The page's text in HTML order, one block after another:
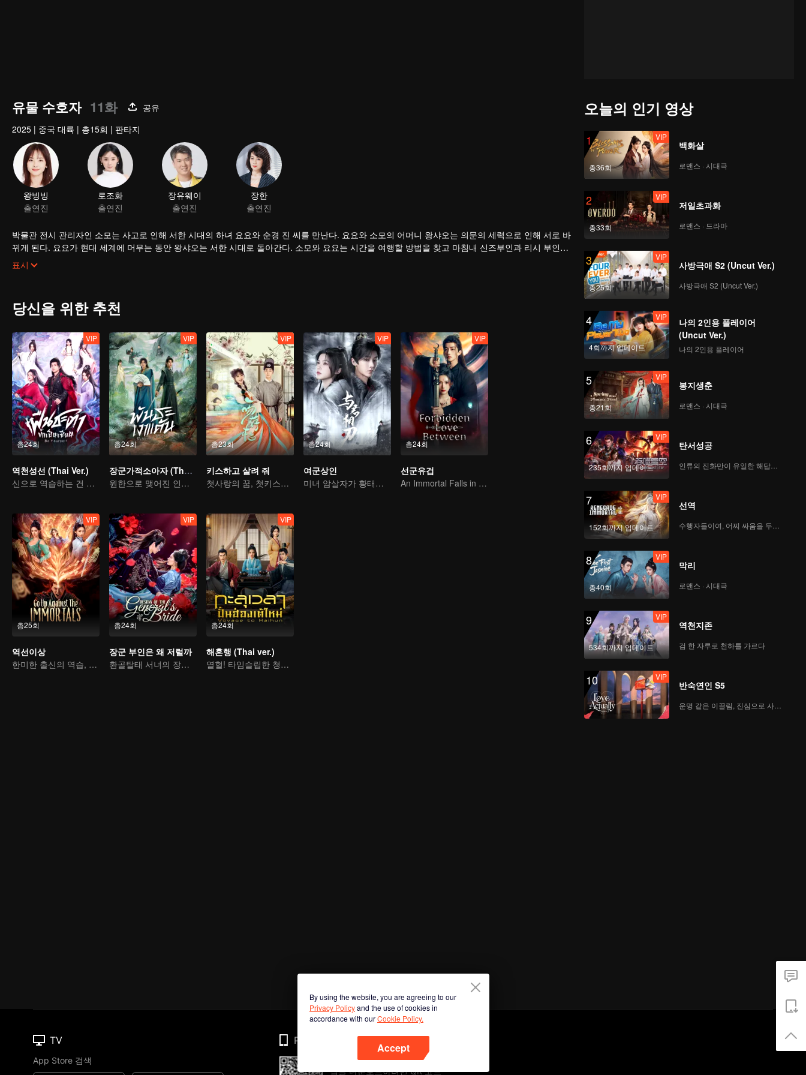
유물 수호자 11화
공유
2025 | 중국 대륙 | 총15회 | 판타지
왕빙빙
출연진
로조화
출연진
장유웨이
출연진
장한
출연진
박물관 전시 관리자인 소모는 사고로 인해 서한 시대의 하녀 요요와 순경 진 씨를 만난다. 요요와 소모의 어머니 왕샤오는 의문의 세력으로 인해 서로 바
뀌게 된다. 요요가 현대 세계에 머무는 동안 왕샤오는 서한 시대로 돌아간다. 소모와 요요는 시간을 여행할 방법을 찾고 마침내 신즈부인과 리시 부인의
비밀을 밝혀내기 위해 노력한다.
표시
당신을 위한 추천
총24회
VIP
역천성선 (Thai Ver.)
신으로 역습하는 건 놀랄 일도 아니다!
총24회
VIP
장군가적소아자 (Thai Ver.)
원한으로 맺어진 인연, 우정이 족쇄가 되다
총23회
VIP
키스하고 살려 줘
첫사랑의 꿈, 첫키스의 만남
총24회
VIP
여군상인
미녀 암살자가 황태자의 마음을 사로잡는다
총24회
VIP
선군유겁
An Immortal Falls in Love With a Witch
총25회
VIP
역선이상
한미한 출신의 역습, 통쾌함의 극치
총24회
VIP
장군 부인은 왜 저럴까
환골탈태 서녀의 장군부를 향한 복수
총24회
VIP
해혼행 (Thai ver.)
열혈! 타임슬립한 청년, 폐위된 황제의 운명을 바꾼다
오늘의 인기 영상
1
총36회
VIP
백화살
로맨스 · 시대극
2
총33회
VIP
저일초과화
로맨스 · 드라마
3
총25회
VIP
사방극애 S2 (Uncut Ver.)
사방극애 S2 (Uncut Ver.)
4
4회까지 업데이트
VIP
나의 2인용 플레이어
(Uncut Ver.)
나의 2인용 플레이어
5
총21회
VIP
봉지생춘
로맨스 · 시대극
6
235회까지 업데이트
VIP
탄서성공
인류의 진화만이 유일한 해답이다
7
152회까지 업데이트
VIP
선역
8
총40회
VIP
막리
로맨스 · 시대극
9
534회까지 업데이트
VIP
역천지존
검 한 자루로 천하를 가르다
10 VIP
반숙연인 S5
운명 같은 이끌림, 진심으로 사랑하다
By using the website, you are agreeing to our
Privacy Policyand the use of cookies in
accordance with ourCookie Policy.
Accept
TV
App Store 검색
Phone
앱을 다운로드하려면 QR 코드